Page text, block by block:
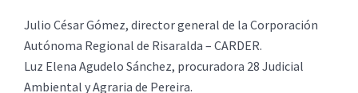
Julio César Gómez, director general de la Corporación
Autónoma Regional de Risaralda – CARDER.
Luz Elena Agudelo Sánchez, procuradora 28 Judicial
Ambiental y Agraria de Pereira.